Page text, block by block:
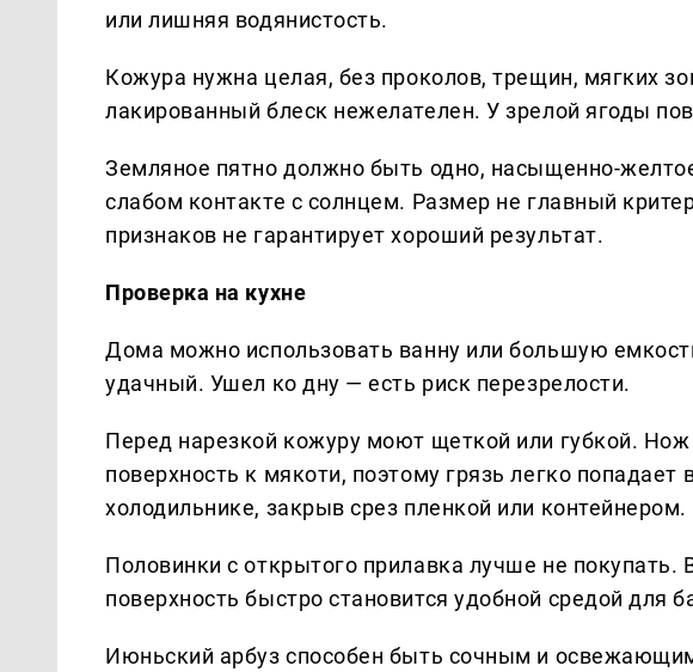
или лишняя водянистость.
Кожура нужна целая, без проколов, трещин, мягких
лакированный блеск нежелателен. У зрелой ягоды
Земляное пятно должно быть одно, насыщенно-
слабом контакте с солнцем. Размер не главный
признаков не гарантирует хороший результат.
Проверка на кухне
Дома можно использовать ванну или большую
удачный. Ушел ко дну — есть риск перезрелости.
Перед нарезкой кожуру моют щеткой или губкой.
поверхность к мякоти, поэтому грязь легко
холодильнике, закрыв срез пленкой или контейнером.
Половинки с открытого прилавка лучше не покупать.
поверхность быстро становится удобной средой для
Июньский арбуз способен быть сочным и